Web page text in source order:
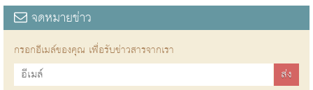
จดหมายข่าว
กรอกอีเมล์ของคุณ เพื่อรับข่าวสารจากเรา